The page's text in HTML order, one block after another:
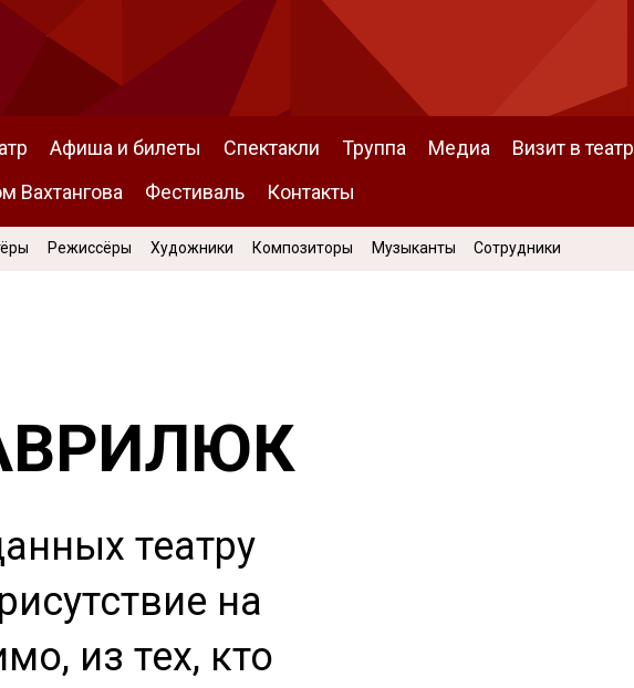
Афиша и билеты Спектакли Труппа Медиа Визит в театр
Вахтангова
Фестиваль Контакты
Режиссёры Художники Композиторы Музыканты Сотрудники
театру
на
из тех, кто